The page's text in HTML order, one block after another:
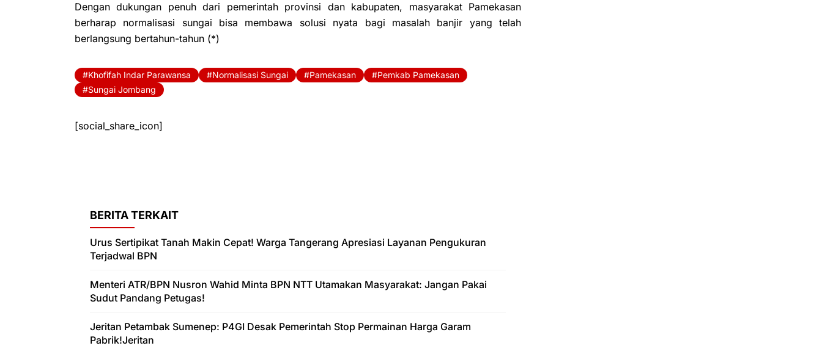
Dengan dukungan penuh dari pemerintah provinsi dan kabupaten, masyarakat Pamekasan
berharap normalisasi sungai bisa membawa solusi nyata bagi masalah banjir yang telah
berlangsung bertahun-tahun (*)
Khofifah Indar Parawansa Normalisasi Sungai Pamekasan
Pemkab Pamekasan
Sungai Jombang
[social_share_icon]
BERITA TERKAIT
Urus Sertipikat Tanah Makin Cepat! Warga Tangerang Apresiasi Layanan Pengukuran
Terjadwal BPN
Menteri ATR/BPN Nusron Wahid Minta BPN NTT Utamakan Masyarakat: Jangan Pakai
Sudut Pandang Petugas!
Jeritan Petambak Sumenep: P4GI Desak Pemerintah Stop Permainan Harga Garam
Pabrik!Jeritan